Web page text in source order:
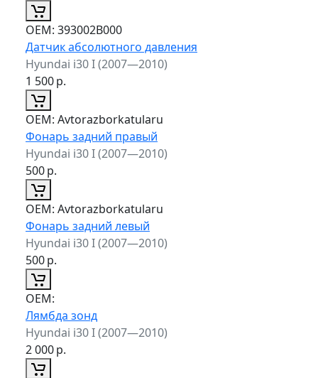
ОЕМ: 393002B000
Датчик абсолютного давления
Hyundai i30 I (2007—2010)
1 500р.
ОЕМ: Avtorazborkatularu
Фонарь задний правый
Hyundai i30 I (2007—2010)
500р.
ОЕМ: Avtorazborkatularu
Фонарь задний левый
Hyundai i30 I (2007—2010)
500р.
ОЕМ:
Лямбда зонд
Hyundai i30 I (2007—2010)
2 000р.